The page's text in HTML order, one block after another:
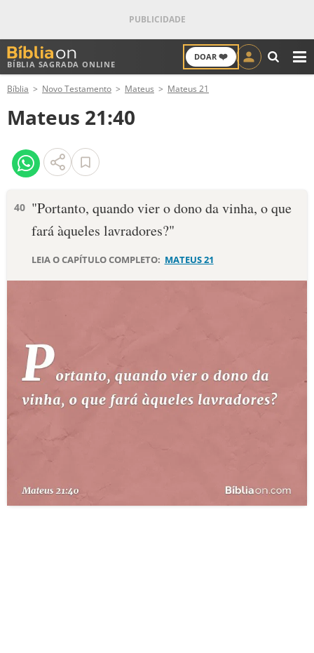
BÍBLIA SAGRADA ONLINE
DOAR ❤️
ANTIGO TESTAMENTO
NOVO TESTAMENTO
VERSÍCULOS
PALAVRA DO DIA
10 MANDAMENTOS
ESTUDOS BÍBLICOS
ESBOÇOS DE PREGAÇÃO
PERGUNTE À BÍBLIA
Bíblia Novo Testamento Mateus Mateus 21
Mateus 21:40
40 "Portanto, quando vier o dono da vinha, o que
fará àqueles lavradores?"
LEIA O CAPÍTULO COMPLETO: MATEUS 21